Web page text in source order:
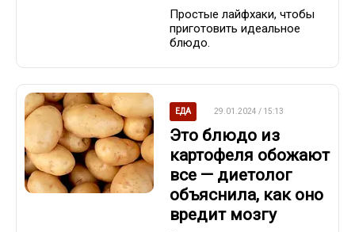
Простые лайфхаки, чтобы
приготовить идеальное
блюдо.
ЕДА 29.01.2024 / 15:13
Это блюдо из
картофеля обожают
все — диетолог
объяснила, как оно
вредит мозгу